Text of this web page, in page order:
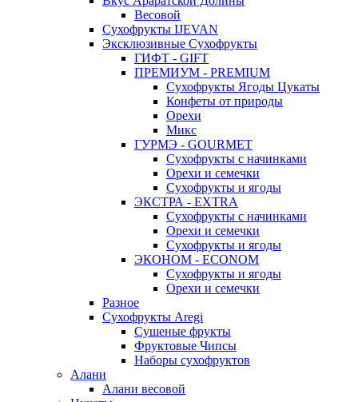
Весовой
Сухофрукты IJEVAN
Эксклюзивные Сухофрукты
ГИФТ - GIFT
ПРЕМИУМ - PREMIUM
Сухофрукты Ягоды Цукаты
Конфеты от природы
Орехи
Микс
ГУРМЭ - GOURMET
Сухофрукты с начинками
Орехи и семечки
Сухофрукты и ягоды
ЭКСТРА - EXTRA
Сухофрукты с начинками
Орехи и семечки
Сухофрукты и ягоды
ЭКОНОМ - ECONOM
Сухофрукты и ягоды
Орехи и семечки
Разное
Сухофрукты Aregi
Сушеные фрукты
Фруктовые Чипсы
Наборы сухофруктов
Алани
Алани весовой